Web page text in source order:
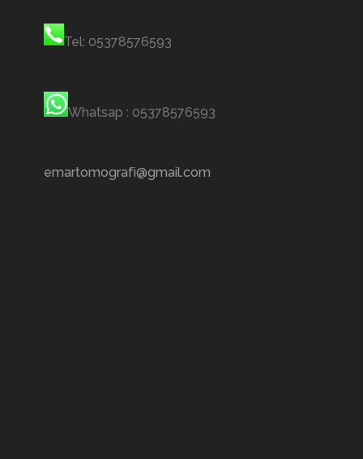
Tel: 05378576593
Whatsap : 05378576593
emartomografi@gmail.com